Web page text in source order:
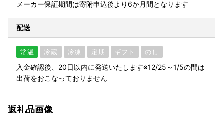
メーカー保証期間は寄附申込後より6か月間となります
配送
常温 冷蔵 冷凍 定期 ギフト のし
入金確認後、20日以内に発送いたします※12/25～1/5の間は
出荷をおこなっておりません
返礼品画像